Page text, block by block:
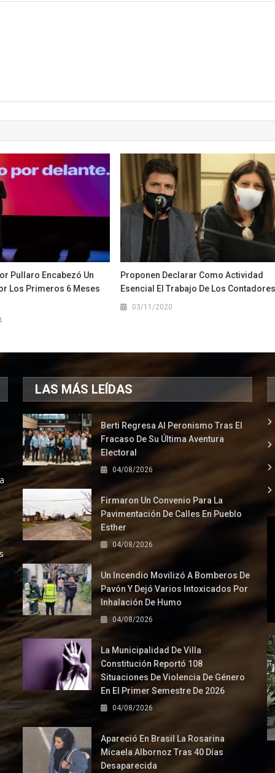
Pullaro Encabezó Un
Los Primeros 6 Meses
Proponen Declarar Como Actividad
Esencial El Trabajo De Los Contadores
03/11/2020
LAS MÁS LEÍDAS
Berti Regresa Al Peronismo Tras El
Fracaso De Su Última Aventura
Electoral
04/08/2026
Firmaron Un Convenio Para La
Pavimentación De Calles En Pueblo
Esther
04/08/2026
Un Incendio Movilizó A Bomberos De
Pavón Y Dejó Varios Intoxicados Por
Inhalación De Humo
04/08/2026
La Municipalidad De Villa
Constitución Reportó 108
Situaciones De Violencia De Género
En El Primer Semestre De 2026
04/08/2026
Apareció En Brasil La Rosarina
Micaela Albornoz Tras 40 Días
Desaparecida